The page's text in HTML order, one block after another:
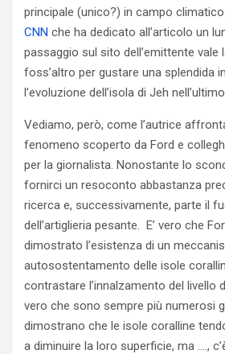
principale (unico?) in campo
CNN che ha dedicato all’articolo un
passaggio sul sito dell’emittente vale
foss’altro per gustare una splendida
l’evoluzione dell’isola di Jeh
Vediamo, però, come l’autrice
fenomeno scoperto da Ford e
per la giornalista. Nonostante lo
fornirci un resoconto abbastanza
ricerca e, successivamente, parte il
dell’artiglieria pesante. E’ vero che
dimostrato l’esistenza di un
autosostentamento delle isole
contrastare l’innalzamento del livello
vero che sono sempre più numerosi
dimostrano che le isole coralline
a diminuire la loro superficie, ma ….,